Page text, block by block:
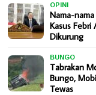
OPINI
Nama-
Kasus Febri
Dikurung
BUNGO
Tabrakan
Bungo,
Tewas